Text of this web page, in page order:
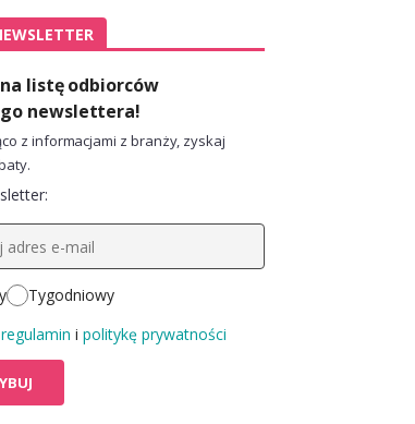
listę odbiorców
newslettera!
z informacjami z branży, zyskaj
Tygodniowy
regulamin i politykę prywatności